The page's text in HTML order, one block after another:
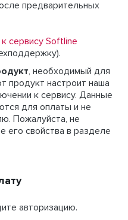
предварительных
сервису Softline
, необходимый для
продукт настроит наша
к сервису. Данные
для оплаты и не
Пожалуйста, не
его свойства в разделе
авторизацию.